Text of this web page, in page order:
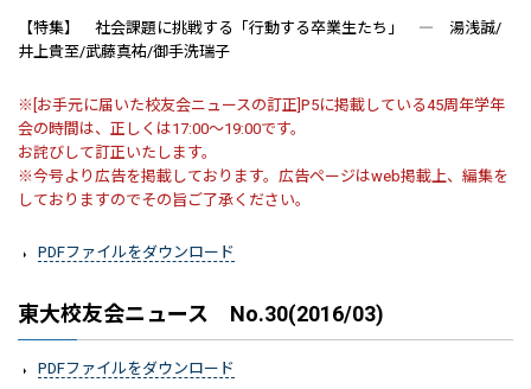
【特集】 社会課題に挑戦する「行動する卒業生たち」 ― 湯浅誠/
井上貴至/武藤真祐/御手洗瑞子
※[お手元に届いた校友会ニュースの訂正]P5に掲載している45周年学年
会の時間は、正しくは17:00～19:00です。
お詫びして訂正いたします。
※今号より広告を掲載しております。広告ページはweb掲載上、編集を
しておりますのでその旨ご了承ください。
PDFファイルをダウンロード
東大校友会ニュース No.30(2016/03)
PDFファイルをダウンロード